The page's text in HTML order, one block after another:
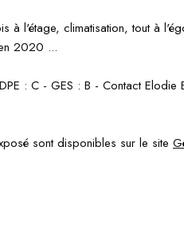
à l'étage, climatisation, tout à
2020 ...
: C - GES : B - Contact Elodie
sont disponibles sur le site